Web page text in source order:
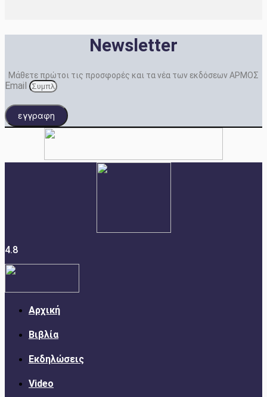
Newsletter
Μάθετε πρώτοι τις προσφορές και τα νέα των εκδόσεων ΑΡΜΟΣ
Email
εγγραφη
4.8
Αρχική
Βιβλία
Εκδηλώσεις
Video